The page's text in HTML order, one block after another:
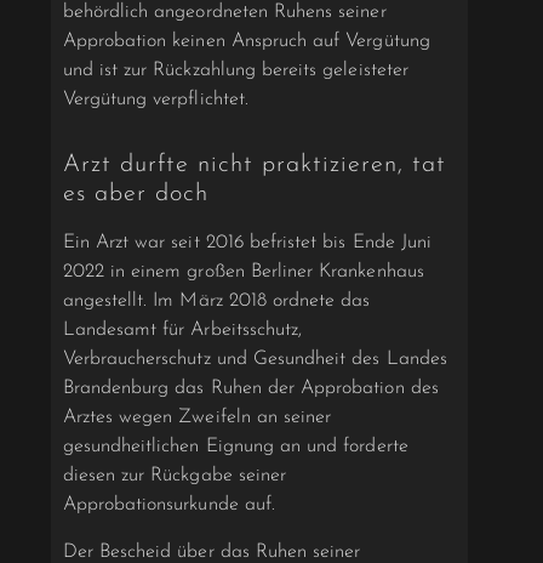
behördlich angeordneten Ruhens seiner
Approbation keinen Anspruch auf Vergütung
und ist zur Rückzahlung bereits geleisteter
Vergütung verpflichtet.
Arzt durfte nicht praktizieren, tat
es aber doch
Ein Arzt war seit 2016 befristet bis Ende Juni
2022 in einem großen Berliner Krankenhaus
angestellt. Im März 2018 ordnete das
Landesamt für Arbeitsschutz,
Verbraucherschutz und Gesundheit des Landes
Brandenburg das Ruhen der Approbation des
Arztes wegen Zweifeln an seiner
gesundheitlichen Eignung an und forderte
diesen zur Rückgabe seiner
Approbationsurkunde auf.
Der Bescheid über das Ruhen seiner